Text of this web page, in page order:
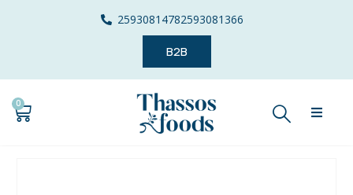
25930814782593081366
B2B
0